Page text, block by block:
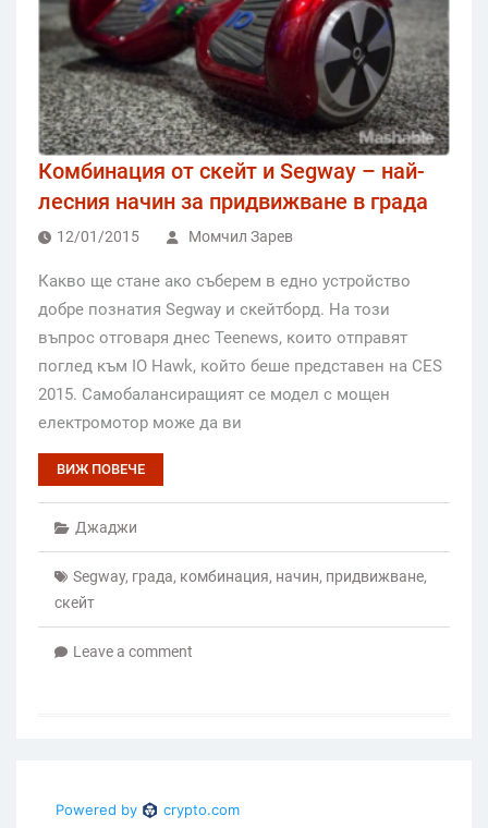
Комбинация от скейт и Segway – най-
лесния начин за придвижване в града
12/01/2015 Момчил Зарев
Какво ще стане ако съберем в едно устройство
добре познатия Segway и скейтборд. На този
въпрос отговаря днес Teenews, които отправят
поглед към IO Hawk, който беше представен на CES
2015. Самобалансиращият се модел с мощен
електромотор може да ви
ВИЖ ПОВЕЧЕ
Джаджи
Segway, града, комбинация, начин, придвижване,
скейт
Leave a comment